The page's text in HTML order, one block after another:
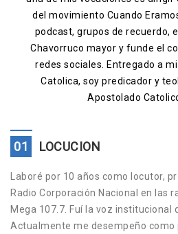
del movimiento Cuando
podcast, grupos de recuerdo,
Chavorruco mayor y funde el
redes sociales. Entregado a
Catolica, soy predicador y
Apostolado
01 LOCUCION
Laboré por 10 años como locutor,
Radio Corporación Nacional en las
Mega 107.7. Fuí la voz institucional
Actualmente me desempeño como